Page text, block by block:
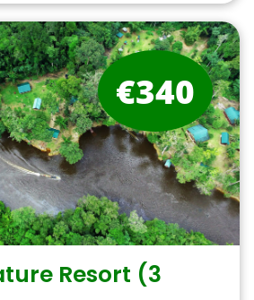
Resort (3
€340